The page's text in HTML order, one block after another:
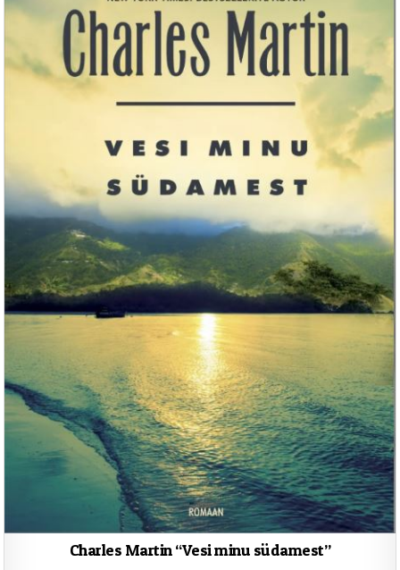
Charles Martin “Vesi minu südamest”